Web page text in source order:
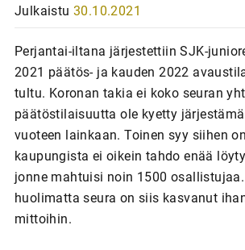
Julkaistu 30.10.2021
Perjantai-iltana järjestettiin SJK-
2021 päätös- ja kauden 2022
tultu. Koronan takia ei koko seuran
päätöstilaisuutta ole kyetty
vuoteen lainkaan. Toinen syy siihen
kaupungista ei oikein tahdo enää
jonne mahtuisi noin 1500
huolimatta seura on siis kasvanut
mittoihin.